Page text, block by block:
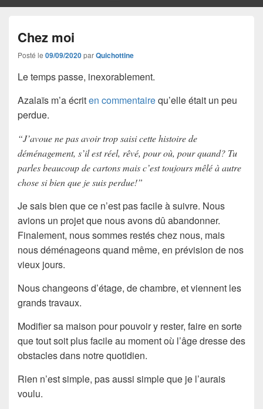
Chez moi
Posté le 09/09/2020parQuichottine
Le temps passe, inexorablement.
Azalaïs m’a écriten commentairequ’elle était un peu
perdue.
“J’avoue ne pas avoir trop saisi cette histoire de
déménagement, s’il est réel, rêvé, pour où, pour quand? Tu
parles beaucoup de cartons mais c’est toujours mêlé à autre
chose si bien que je suis perdue!”
Je sais bien que ce n’est pas facile à suivre. Nous
avions un projet que nous avons dû abandonner.
Finalement, nous sommes restés chez nous, mais
nous déménageons quand même, en prévision de nos
vieux jours.
Nous changeons d’étage, de chambre, et viennent les
grands travaux.
Modifier sa maison pour pouvoir y rester, faire en sorte
que tout soit plus facile au moment où l’âge dresse des
obstacles dans notre quotidien.
Rien n’est simple, pas aussi simple que je l’aurais
voulu.